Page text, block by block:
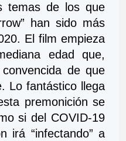
temas de los que
han sido más
El film empieza
edad que,
de que
Lo fantástico llega
premonición se
si del COVID-19
irá “infectando” a